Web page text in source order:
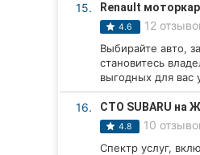
15. Renault моторкар
4.6 12
Выбирайте авто,
становитесь
выгодных для вас
16. СТО SUBARU на
4.8 10
Спектр услуг,